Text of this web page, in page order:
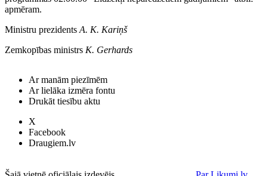
apmēram.
Ministru prezidentsA. K. Kariņš
Zemkopības ministrs K. Gerhards
Ar manām piezīmēm
Ar lielāka izmēra fontu
Drukāt tiesību aktu
X
Facebook
Draugiem.lv